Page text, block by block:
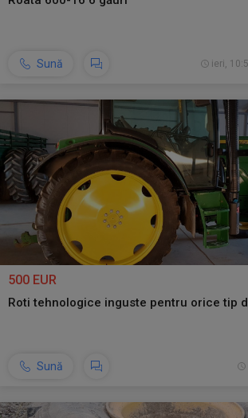
Sună ieri,
500 EUR
Roti tehnologice inguste pentru orice tip
Sună